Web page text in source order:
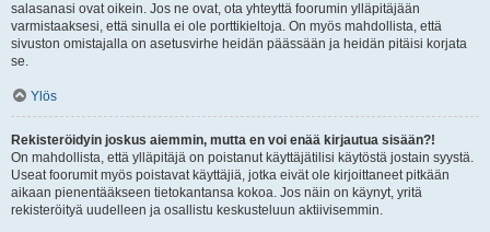
salasanasi ovat oikein. Jos ne ovat, ota yhteyttä foorumin ylläpitäjään
varmistaaksesi, että sinulla ei ole porttikieltoja. On myös mahdollista, että
sivuston omistajalla on asetusvirhe heidän päässään ja heidän pitäisi korjata
se.
Ylös
Rekisteröidyin joskus aiemmin, mutta en voi enää kirjautua sisään?!
On mahdollista, että ylläpitäjä on poistanut käyttäjätilisi käytöstä jostain syystä.
Useat foorumit myös poistavat käyttäjiä, jotka eivät ole kirjoittaneet pitkään
aikaan pienentääkseen tietokantansa kokoa. Jos näin on käynyt, yritä
rekisteröityä uudelleen ja osallistu keskusteluun aktiivisemmin.